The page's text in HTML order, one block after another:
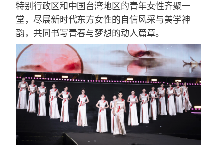
特别行政区和中国台湾地区的青年女性齐聚一
堂，尽展新时代东方女性的自信风采与美学神
韵，共同书写青春与梦想的动人篇章。